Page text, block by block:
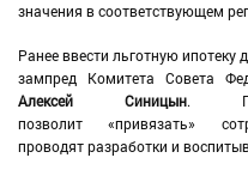
значения в соответствующем
Ранее ввести льготную
зампред Комитета Совета
Алексей Синицын.
позволит «привязать»
проводят разработки и